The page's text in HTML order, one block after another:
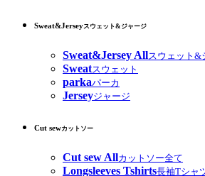
Sweat&Jerseyスウェット&ジャージ
Sweat&Jersey Allスウェット&
Sweatスウェット
parkaパーカ
Jerseyジャージ
Cut sewカットソー
Cut sew Allカットソー全て
Longsleeves Tshirts長袖Tシャ